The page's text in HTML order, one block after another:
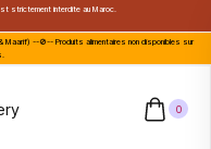
strictement interdite au Maroc.
Maarif) --🚫-- Produits alimentaires non disponibles sur
0